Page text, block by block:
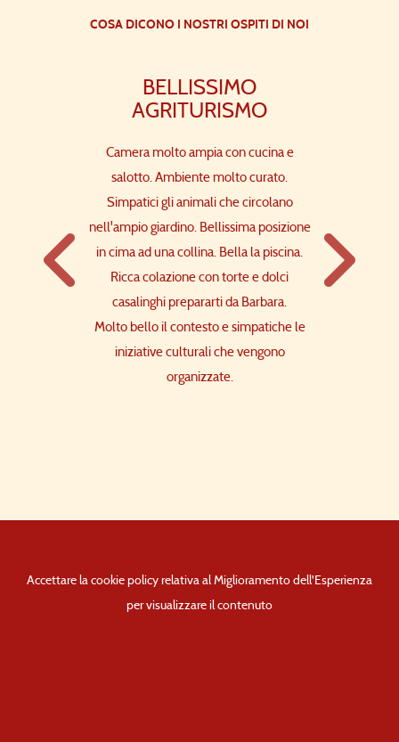
COSA DICONO I NOSTRI OSPITI DI NOI
e disponibili,
profumo di
BELLISSIMO
AGRITURISMO
Camera molto ampia con cucina e
salotto. Ambiente molto curato.
Simpatici gli animali che circolano
nell'ampio giardino. Bellissima posizione
in cima ad una collina. Bella la piscina.
Ricca colazione con torte e dolci
casalinghi prepararti da Barbara.
Molto bello il contesto e simpatiche le
iniziative culturali che vengono
organizzate.
ideale per
località della
Accettare la cookie policy relativa al Miglioramento dell'Esperienza
per visualizzare il contenuto